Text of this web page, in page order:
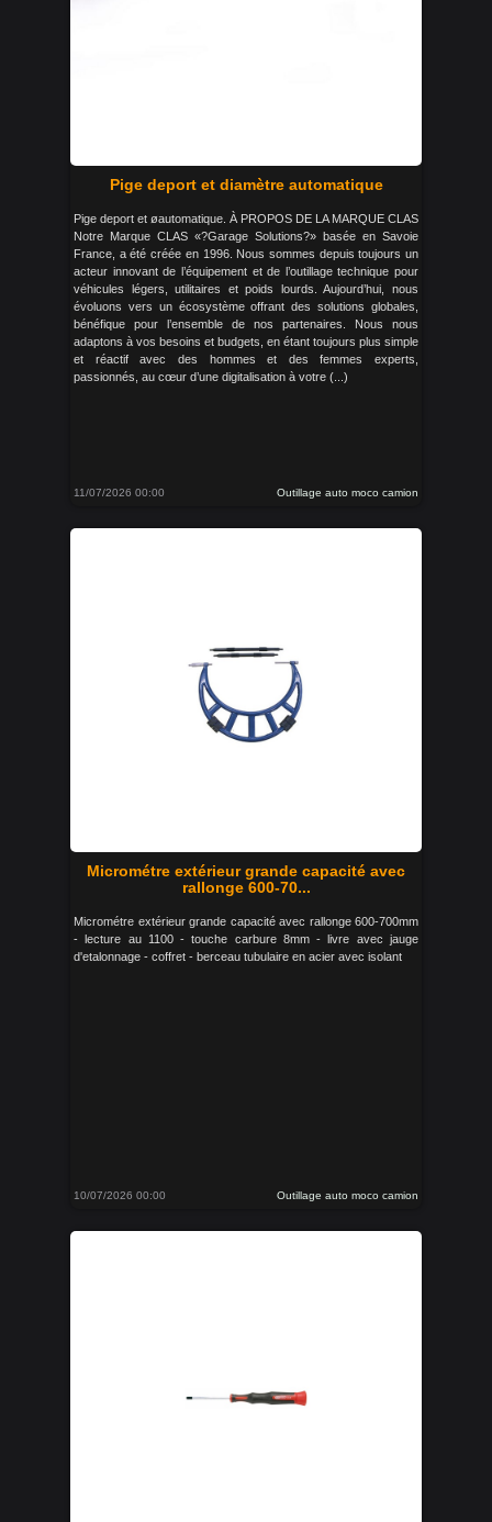
Pige deport et diamètre automatique
Pige deport et øautomatique. À PROPOS DE LA MARQUE CLAS
Notre Marque CLAS «?Garage Solutions?» basée en Savoie
France, a été créée en 1996. Nous sommes depuis toujours un
acteur innovant de l’équipement et de l’outillage technique pour
véhicules légers, utilitaires et poids lourds. Aujourd’hui, nous
évoluons vers un écosystème offrant des solutions globales,
bénéfique pour l’ensemble de nos partenaires. Nous nous
adaptons à vos besoins et budgets, en étant toujours plus simple
et réactif avec des hommes et des femmes experts,
passionnés, au cœur d’une digitalisation à votre (...)
11/07/2026 00:00 Outillage auto moco camion
Micrométre extérieur grande capacité avec
rallonge 600-70...
Micrométre extérieur grande capacité avec rallonge 600-700mm
- lecture au 1100 - touche carbure 8mm - livre avec jauge
d'etalonnage - coffret - berceau tubulaire en acier avec isolant
10/07/2026 00:00 Outillage auto moco camion